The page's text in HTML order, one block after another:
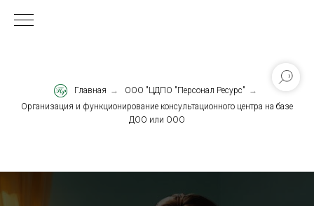
Главная → ООО "ЦДПО "Персонал Ресурс" →
Организация и функционирование консультационного центра на базе
ДОО или ООО